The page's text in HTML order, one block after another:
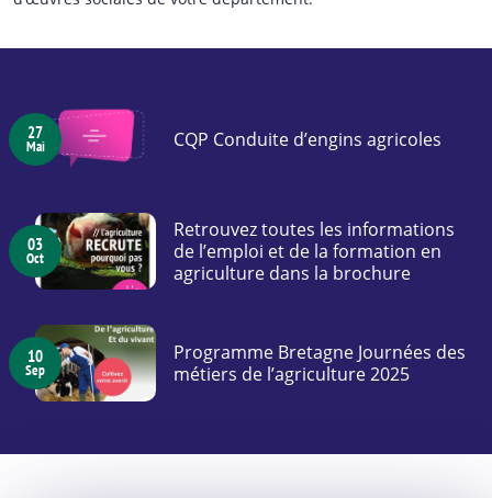
27
Mai CQP Conduite d’engins agricoles
03
Oct
Retrouvez toutes les informations
de l’emploi et de la formation en
agriculture dans la brochure
10
Sep
Programme Bretagne Journées des
métiers de l’agriculture 2025